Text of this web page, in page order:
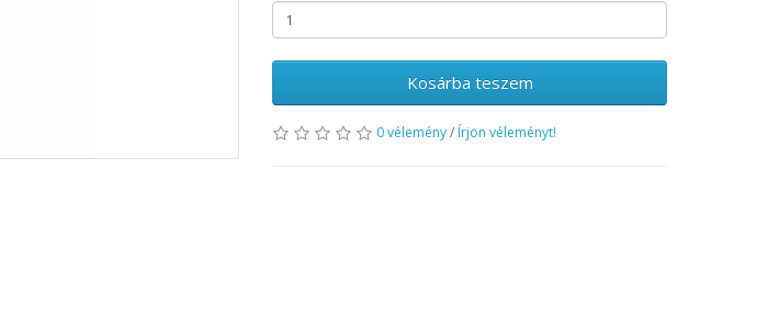
Kosárba teszem
0 vélemény/ Írjon véleményt!